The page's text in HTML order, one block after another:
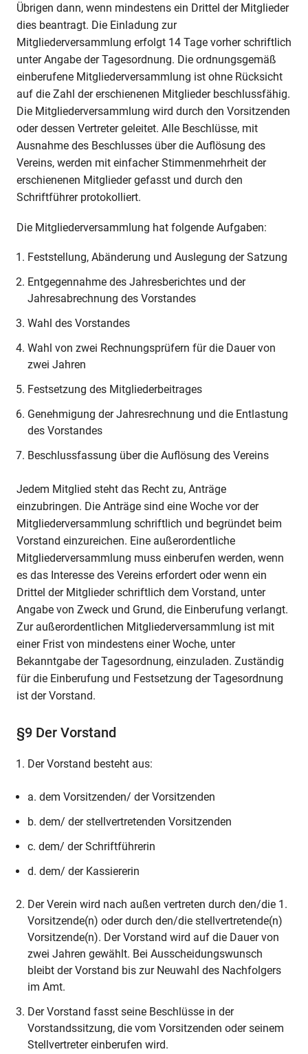
Übrigen dann, wenn mindestens ein Drittel der Mitglieder
dies beantragt. Die Einladung zur
Mitgliederversammlung erfolgt 14 Tage vorher schriftlich
unter Angabe der Tagesordnung. Die ordnungsgemäß
einberufene Mitgliederversammlung ist ohne Rücksicht
auf die Zahl der erschienenen Mitglieder beschlussfähig.
Die Mitgliederversammlung wird durch den Vorsitzenden
oder dessen Vertreter geleitet. Alle Beschlüsse, mit
Ausnahme des Beschlusses über die Auflösung des
Vereins, werden mit einfacher Stimmenmehrheit der
erschienenen Mitglieder gefasst und durch den
Schriftführer protokolliert.
Die Mitgliederversammlung hat folgende Aufgaben:
Feststellung, Abänderung und Auslegung der Satzung
Entgegennahme des Jahresberichtes und der
Jahresabrechnung des Vorstandes
Wahl des Vorstandes
Wahl von zwei Rechnungsprüfern für die Dauer von
zwei Jahren
Festsetzung des Mitgliederbeitrages
Genehmigung der Jahresrechnung und die Entlastung
des Vorstandes
Beschlussfassung über die Auflösung des Vereins
Jedem Mitglied steht das Recht zu, Anträge
einzubringen. Die Anträge sind eine Woche vor der
Mitgliederversammlung schriftlich und begründet beim
Vorstand einzureichen. Eine außerordentliche
Mitgliederversammlung muss einberufen werden, wenn
es das Interesse des Vereins erfordert oder wenn ein
Drittel der Mitglieder schriftlich dem Vorstand, unter
Angabe von Zweck und Grund, die Einberufung verlangt.
Zur außerordentlichen Mitgliederversammlung ist mit
einer Frist von mindestens einer Woche, unter
Bekanntgabe der Tagesordnung, einzuladen. Zuständig
für die Einberufung und Festsetzung der Tagesordnung
ist der Vorstand.
§9 Der Vorstand
Der Vorstand besteht aus:
a. dem Vorsitzenden/ der Vorsitzenden
b. dem/ der stellvertretenden Vorsitzenden
c. dem/ der Schriftführerin
d. dem/ der Kassiererin
Der Verein wird nach außen vertreten durch den/die 1.
Vorsitzende(n) oder durch den/die stellvertretende(n)
Vorsitzende(n). Der Vorstand wird auf die Dauer von
zwei Jahren gewählt. Bei Ausscheidungswunsch
bleibt der Vorstand bis zur Neuwahl des Nachfolgers
im Amt.
Der Vorstand fasst seine Beschlüsse in der
Vorstandssitzung, die vom Vorsitzenden oder seinem
Stellvertreter einberufen wird.